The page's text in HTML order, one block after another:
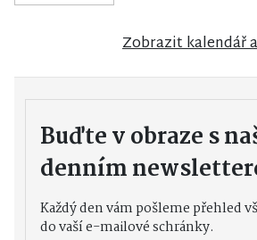
Zobrazit kalendář
Buďte v obraze s
denním
Každý den vám pošleme přehled
do vaší e-mailové schránky.